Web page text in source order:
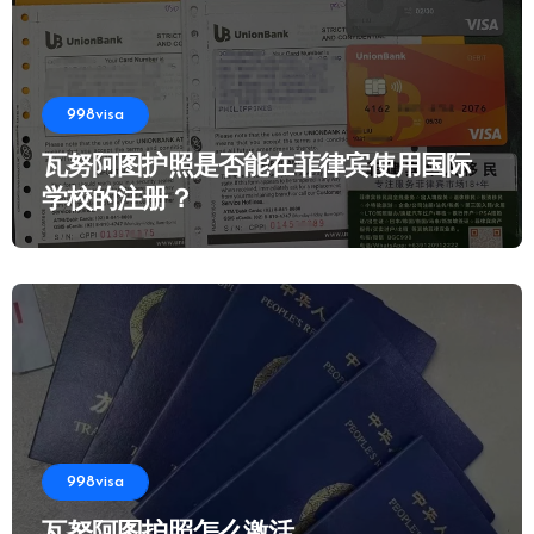
998visa
瓦努阿图护照是否能在菲律宾使用国际
学校的注册？
998visa